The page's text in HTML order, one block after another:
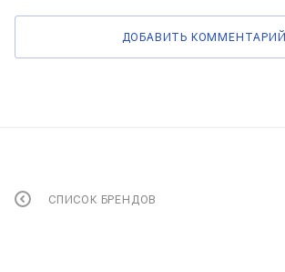
ДОБАВИТЬ КОММЕНТАРИЙ
СПИСОК БРЕНДОВ